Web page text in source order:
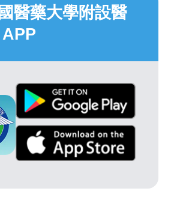
醫藥大學附設醫
APP